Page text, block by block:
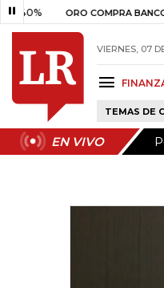
ORO COMPRA BANCO DE
VIERNES, 07
TEMAS DE
EN VIVO
EN VIVO